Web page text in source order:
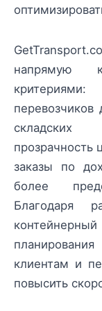
напрямую
перевозчиков
складских
прозрачность
заказы по
более
Благодаря
клиентам и
повысить